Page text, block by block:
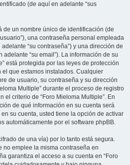
(de aquí en adelante “sus
de un nombre único de identificación (de
una contraseña personal empleada
“su contraseña”) y una dirección de
“su email”). La información de su
está protegida por las leyes de protección
que estamos instalados. Cualquier
de usuario, su contraseña y su dirección
Multiple” durante el proceso de registro
el criterio de “Foro Mieloma Multiple”. En
de qué información en su cuenta será
su cuenta, usted tiene la opción de activar
automáticamente por el software phpBB.
de una vía) por lo tanto está segura.
no emplee la misma contraseña en
garantiza el acceso a su cuenta en “Foro